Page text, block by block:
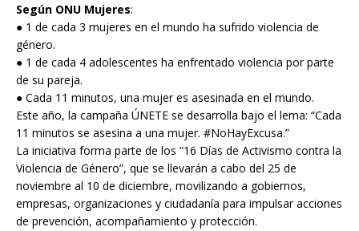
Según ONU Mujeres:
● 1 de cada 3 mujeres en el mundo ha sufrido violencia de
género.
● 1 de cada 4 adolescentes ha enfrentado violencia por parte
de su pareja.
● Cada 11 minutos, una mujer es asesinada en el mundo.
Este año, la campaña ÚNETE se desarrolla bajo el lema: “Cada
11 minutos se asesina a una mujer. #NoHayExcusa.”
La iniciativa forma parte de los “16 Días de Activismo contra la
Violencia de Género”, que se llevarán a cabo del 25 de
noviembre al 10 de diciembre, movilizando a gobiernos,
empresas, organizaciones y ciudadanía para impulsar acciones
de prevención, acompañamiento y protección.